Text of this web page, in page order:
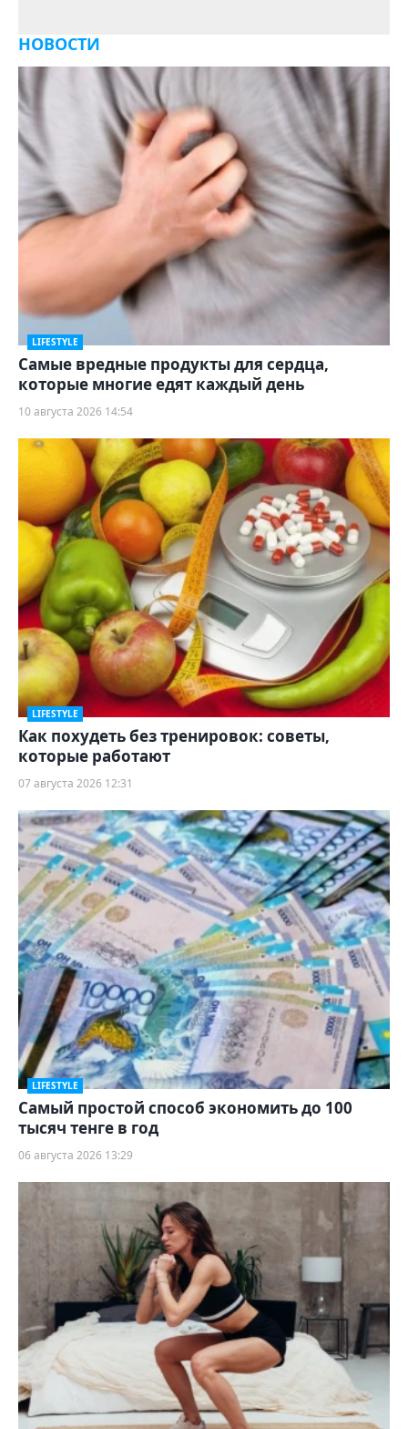
НОВОСТИ
LIFESTYLE
Самые вредные продукты для сердца,
которые многие едят каждый день
10 августа 2026 14:54
LIFESTYLE
Как похудеть без тренировок: советы,
которые работают
07 августа 2026 12:31
LIFESTYLE
Самый простой способ экономить до 100
тысяч тенге в год
06 августа 2026 13:29